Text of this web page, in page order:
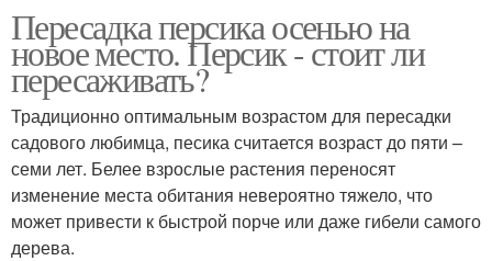
Пересадка персика осенью на
новое место. Персик - стоит ли
пересаживать?
Традиционно оптимальным возрастом для пересадки
садового любимца, песика считается возраст до пяти –
семи лет. Белее взрослые растения переносят
изменение места обитания невероятно тяжело, что
может привести к быстрой порче или даже гибели самого
дерева.